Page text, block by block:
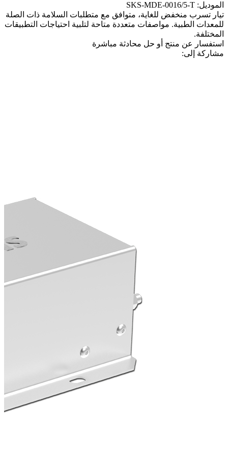
الموديل: SKS-MDE-0016/5-T
تيار تسرب منخفض للغاية، متوافق مع متطلبات السلامة ذات الصلة
للمعدات الطبية. مواصفات متعددة متاحة لتلبية احتياجات التطبيقات
المختلفة.
استفسار عن منتج أو حل محادثة مباشرة
مشاركة إلى: